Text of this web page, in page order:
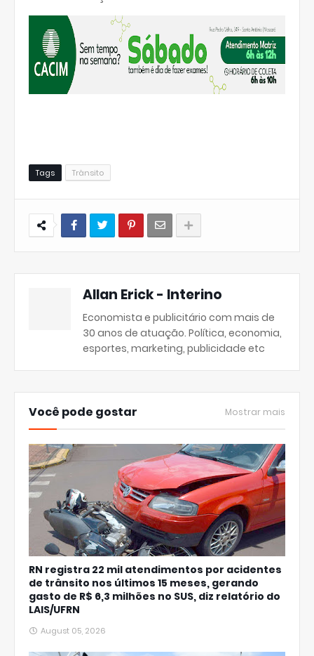
Tags Trânsito
Allan Erick - Interino
Economista e publicitário com mais de
30 anos de atuação. Política, economia,
esportes, marketing, publicidade etc
Você pode gostar Mostrar mais
RN registra 22 mil atendimentos por acidentes
de trânsito nos últimos 15 meses, gerando
gasto de R$ 6,3 milhões no SUS, diz relatório do
LAIS/UFRN
August 05, 2026